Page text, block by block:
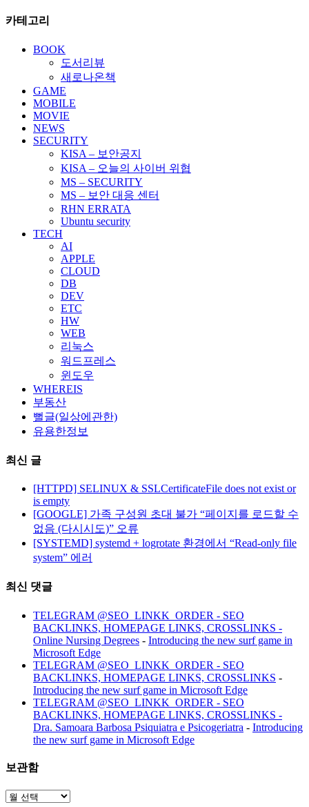
카테고리
BOOK
도서리뷰
새로나온책
GAME
MOBILE
MOVIE
NEWS
SECURITY
KISA – 보안공지
KISA – 오늘의 사이버 위협
MS – SECURITY
MS – 보안 대응 센터
RHN ERRATA
Ubuntu security
TECH
AI
APPLE
CLOUD
DB
DEV
ETC
HW
WEB
리눅스
워드프레스
윈도우
WHEREIS
부동산
뻘글(일상에관한)
유용한정보
최신 글
[HTTPD] SELINUX & SSLCertificateFile does not exist or
is empty
[GOOGLE] 가족 구성원 초대 불가 “페이지를 로드할 수
없음 (다시시도)” 오류
[SYSTEMD] systemd + logrotate 환경에서 “Read-only file
system” 에러
최신 댓글
TELEGRAM @SEO_LINKK_ORDER - SEO
BACKLINKS, HOMEPAGE LINKS, CROSSLINKS -
Online Nursing Degrees - Introducing the new surf game in
Microsoft Edge
TELEGRAM @SEO_LINKK_ORDER - SEO
BACKLINKS, HOMEPAGE LINKS, CROSSLINKS -
Introducing the new surf game in Microsoft Edge
TELEGRAM @SEO_LINKK_ORDER - SEO
BACKLINKS, HOMEPAGE LINKS, CROSSLINKS -
Dra. Samoara Barbosa Psiquiatra e Psicogeriatra - Introducing
the new surf game in Microsoft Edge
보관함
보